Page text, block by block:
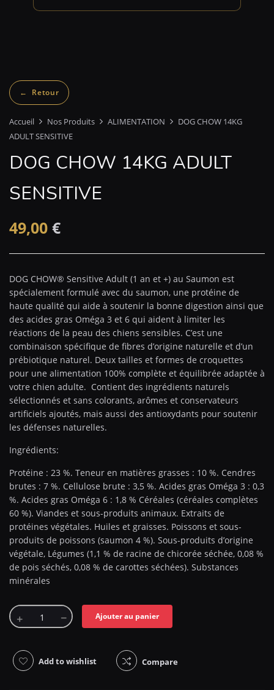
Accueil Nos Produits ALIMENTATION
DOG CHOW 14KG
ADULT SENSITIVE
DOG CHOW 14KG ADULT
SENSITIVE
49,00 €
DOG CHOW® Sensitive Adult (1 an et +) au Saumon est
spécialement formulé avec du saumon, une protéine de
haute qualité qui aide à soutenir la bonne digestion ainsi que
des acides gras Oméga 3 et 6 qui aident à limiter les
réactions de la peau des chiens sensibles. C’est une
combinaison spécifique de fibres d’origine naturelle et d’un
prébiotique naturel. Deux tailles et formes de croquettes
pour une alimentation 100% complète et équilibrée adaptée à
votre chien adulte. Contient des ingrédients naturels
sélectionnés et sans colorants, arômes et conservateurs
artificiels ajoutés, mais aussi des antioxydants pour soutenir
les défenses naturelles.
Ingrédients:
Protéine : 23 %. Teneur en matières grasses : 10 %. Cendres
brutes : 7 %. Cellulose brute : 3,5 %. Acides gras Oméga 3 : 0,3
%. Acides gras Oméga 6 : 1,8 % Céréales (céréales complètes
60 %). Viandes et sous-produits animaux. Extraits de
protéines végétales. Huiles et graisses. Poissons et sous-
produits de poissons (saumon 4 %). Sous-produits d’origine
végétale, Légumes (1,1 % de racine de chicorée séchée, 0,08 %
de pois séchés, 0,08 % de carottes séchées). Substances
minérales
Ajouter au panier
Add to wishlist Compare